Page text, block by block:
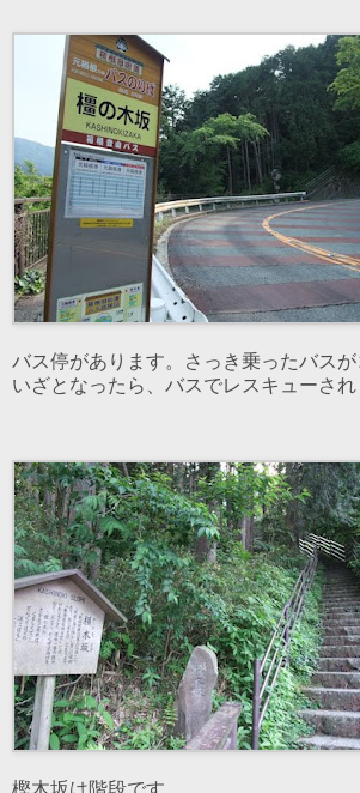
バス停があります。さっき乗ったバスが
いざとなったら、バスでレスキューされ
樫木坂は階段です。